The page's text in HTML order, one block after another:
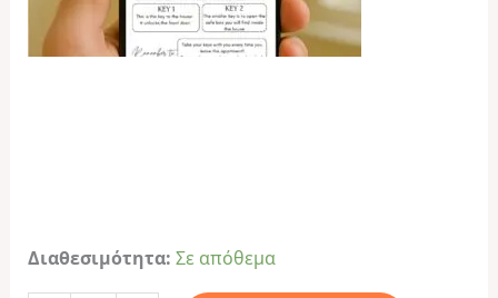
Διαθεσιμότητα: Σε απόθεμα